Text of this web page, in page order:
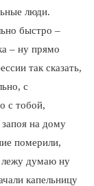
люди.
быстро –
– ну прямо
так сказать,
с
с тобой,
на дому
померили,
лежу думаю ну
капельницу